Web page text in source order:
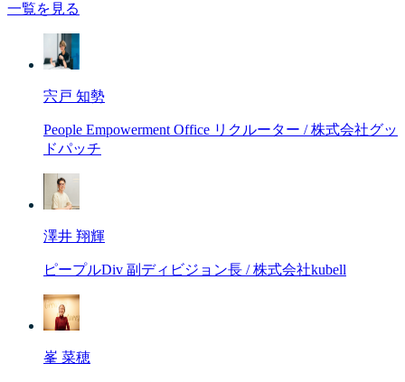
一覧を見る
宍戸 知勢
People Empowerment Office リクルーター / 株式会社グッ
ドパッチ
澤井 翔輝
ピープルDiv 副ディビジョン長 / 株式会社kubell
峯 菜穂